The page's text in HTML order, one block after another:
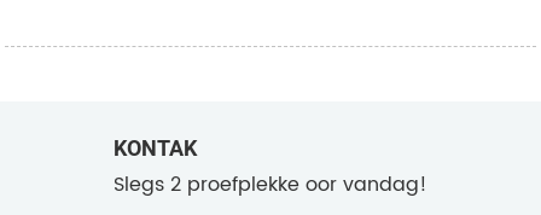
KONTAK
Slegs 2 proefplekke oor vandag!